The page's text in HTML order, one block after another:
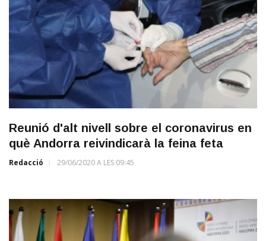
Reunió d'alt nivell sobre el coronavirus en
què Andorra reivindicarà la feina feta
Redacció 29/06/2020 A LES 09:45